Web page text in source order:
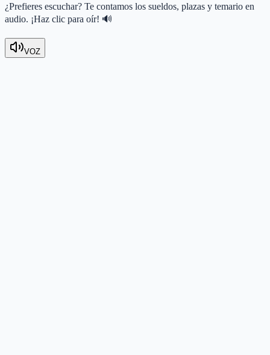
¿Prefieres escuchar? Te contamos los sueldos, plazas y temario en
audio. ¡Haz clic para oír! 🔊
VOZ